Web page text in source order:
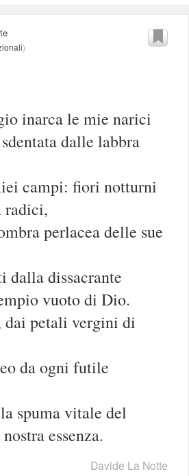
)
inarca le mie narici
dalle labbra
campi: fiori notturni
radici,
perlacea delle sue
dalla dissacrante
vuoto di Dio.
petali vergini di
da ogni futile
spuma vitale del
essenza.
Davide La Notte